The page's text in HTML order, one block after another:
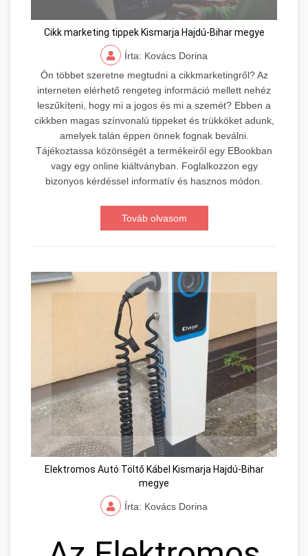
Cikk marketing tippek Kismarja Hajdú-Bihar megye
Írta: Kovács Dorina
Ön többet szeretne megtudni a cikkmarketingről? Az
interneten elérhető rengeteg információ mellett nehéz
leszűkíteni, hogy mi a jogos és mi a szemét? Ebben a
cikkben magas színvonalú tippeket és trükköket adunk,
amelyek talán éppen önnek fognak beválni.
Tájékoztassa közönségét a termékeiről egy EBookban
vagy egy online kiáltványban. Foglalkozzon egy
bizonyos kérdéssel informatív és hasznos módon.
Továb olvasom
Elektromos Autó Töltő Kábel Kismarja Hajdú-Bihar
megye
Írta: Kovács Dorina